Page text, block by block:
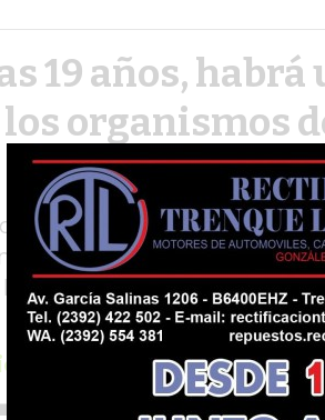
19 años, habrá
organismos
referentes leerán un único
Taty Almeida y Elia
Estela de Carlotto y el